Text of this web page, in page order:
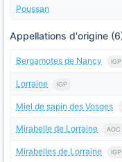
Poussan
Appellations d'origine
Bergamotes de Nancy IGP
Lorraine IGP
Miel de sapin des Vosges
Mirabelle de Lorraine AOC
Mirabelles de Lorraine IGP